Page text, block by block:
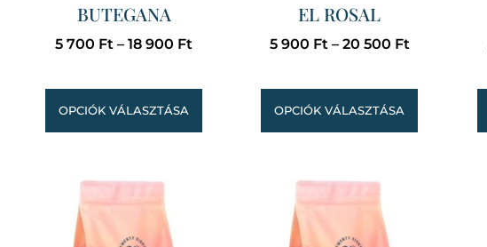
BUTEGANA
5 700 Ft – 18 900 Ft
OPCIÓK VÁLASZTÁSA
EL ROSAL
5 900 Ft – 20 500 Ft
OPCIÓK VÁLASZTÁSA